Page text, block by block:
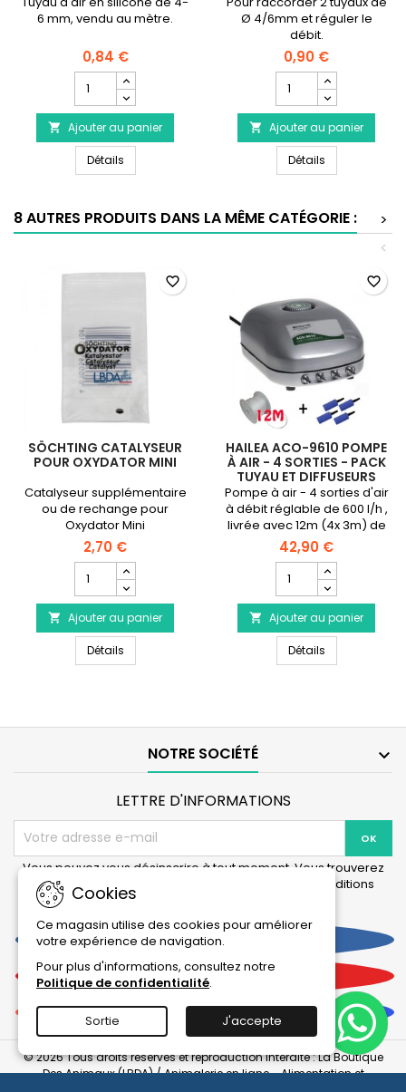
6 mm, vendu au mètre.
0,84 €
quantité
du
produit
Tuyau
air
silicone
vendu
 Ajouter au panier
DétailsTuyau à air en silicone vendu au mètre
Ø 4/6mm et réguler le
débit.
0,90 €
quantité
du
produit
AQUA
NOVA
Robinet
réglage
1
 Ajouter au panier
DétailsAQUA NOVA
8 AUTRES PRODUITS DANS LA MÊME CATÉGORIE :
>
<
SÖCHTING CATALYSEUR
POUR OXYDATOR MINI
Catalyseur supplémentaire
ou de rechange pour
Oxydator Mini
2,70 €
quantité
du
produit
SÖCHTING
catalyseur
pour
 Ajouter au panier
DétailsSÖCHTING catalyseur pour Oxydator Mini
favorite_border
HAILEA ACO-9610 POMPE
À AIR - 4 SORTIES - PACK
TUYAU ET DIFFUSEURS
Pompe à air - 4 sorties d'air
à débit réglable de 600 l/h ,
livrée avec 12m (4x 3m) de
tuyau et 4 diffuseurs.
42,90 €
quantité
du
produit
HAILEA
ACO-
9610
-
Pack
 Ajouter au panier
DétailsHAILEA ACO-
favorite_border
NOTRE SOCIÉTÉ 
Cookies
Ce magasin utilise des cookies pour améliorer
votre expérience de navigation.
Pour plus d'informations, consultez notre
Politique de confidentialité.
Sortie J'accepte
LETTRE D'INFORMATIONS
Vous pouvez vous désinscrire à tout moment. Vous trouverez
pour cela nos informations de contact dans les conditions
Facebook
YouTube
Instagram
© 2026 Tous droits réservés et reproduction interdite : La Boutique
Des Animaux (LBDA) / Animalerie en ligne - Alimentation et